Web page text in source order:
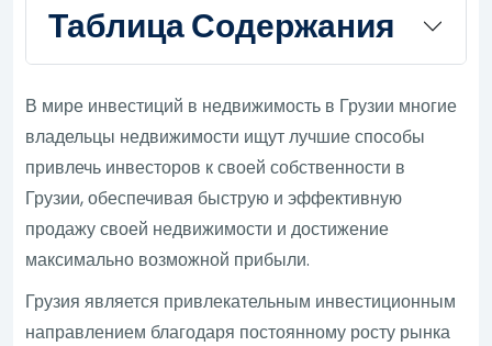
Таблица Содержания
В мире инвестиций в недвижимость в Грузии многие
владельцы недвижимости ищут лучшие способы
привлечь инвесторов к своей собственности в
Грузии, обеспечивая быструю и эффективную
продажу своей недвижимости и достижение
максимально возможной прибыли.
Грузия является привлекательным инвестиционным
направлением благодаря постоянному росту рынка